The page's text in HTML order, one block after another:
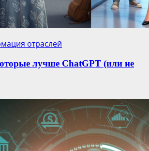
отраслей
лучше ChatGPT (или не